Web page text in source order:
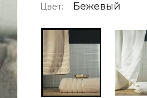
Цвет: Бежевый